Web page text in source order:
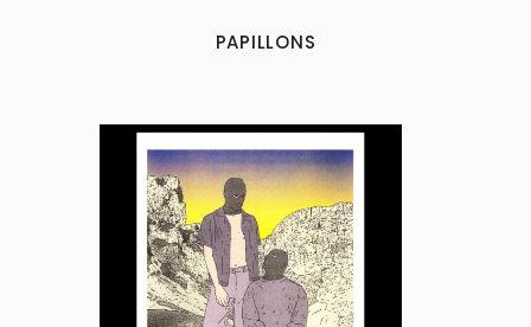
PAPILLONS